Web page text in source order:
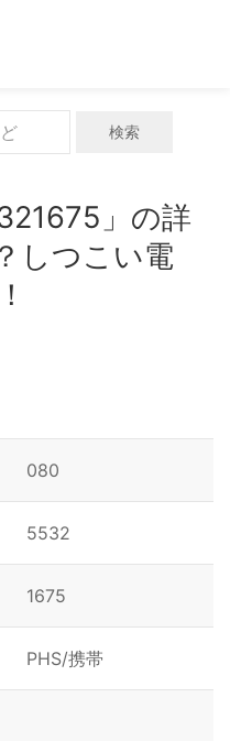
検索
」の詳
しつこい電
080
5532
1675
PHS/携帯